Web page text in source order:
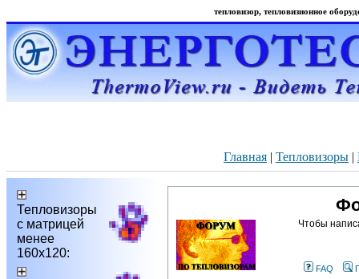
тепловизор, тепловизионное
Главная | Тепловизоры |
Тепловизоры
с матрицей
менее
160х120:
Чтобы
FAQ